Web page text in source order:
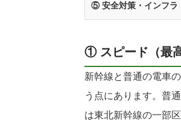
⑤ 安全対策・インフラ
① スピード（最
新幹線と普通の電車
う点にあります。普
は東北新幹線の一部